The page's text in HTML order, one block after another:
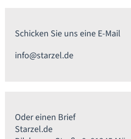
Schicken Sie uns eine E-Mail
info@starzel.de
Oder einen Brief
Starzel.de